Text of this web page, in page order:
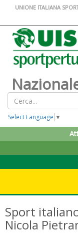
UNIONE ITALIANA
Select Language ▼
Sport
Nicola